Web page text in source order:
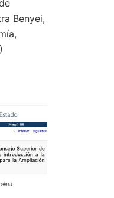
Benyei,